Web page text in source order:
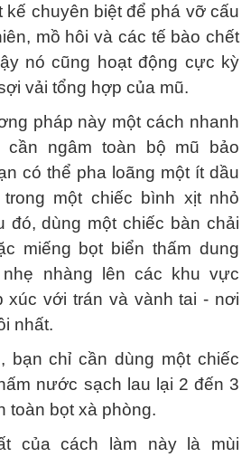
kế chuyên biệt để phá vỡ cấu
mồ hôi và các tế bào chết
nó cũng hoạt động cực kỳ
vải tổng hợp của mũ.
pháp này một cách nhanh
cần ngâm toàn bộ mũ bảo
có thể pha loãng một ít dầu
một chiếc bình xịt nhỏ
đó, dùng một chiếc bàn chải
miếng bọt biển thấm dung
nhàng lên các khu vực
xúc với trán và vành tai - nơi
nhất.
bạn chỉ cần dùng một chiếc
nước sạch lau lại 2 đến 3
toàn bọt xà phòng.
của cách làm này là mùi